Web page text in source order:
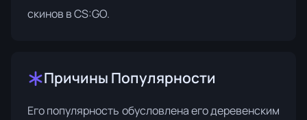
скинов в CS:GO.
Причины Популярности
Его популярность обусловлена его деревенским